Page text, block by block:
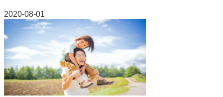
2020-08-01